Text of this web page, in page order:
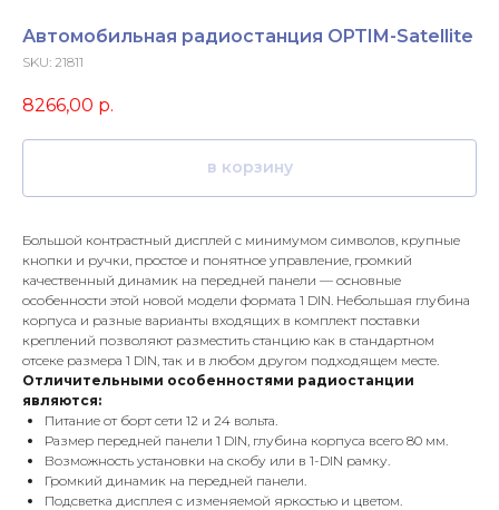
Автомобильная радиостанция OPTIM-Satellite
SKU: 21811
8266,00 р.
в корзину
Большой контрастный дисплей с минимумом символов, крупные
кнопки и ручки, простое и понятное управление, громкий
качественный динамик на передней панели — основные
особенности этой новой модели формата 1 DIN. Небольшая глубина
корпуса и разные варианты входящих в комплект поставки
креплений позволяют разместить станцию как в стандартном
отсеке размера 1 DIN, так и в любом другом подходящем месте.
Отличительными особенностями радиостанции
являются:
Питание от борт сети 12 и 24 вольта.
Размер передней панели 1 DIN, глубина корпуса всего 80 мм.
Возможность установки на скобу или в 1-DIN рамку.
Громкий динамик на передней панели.
Подсветка дисплея с изменяемой яркостью и цветом.